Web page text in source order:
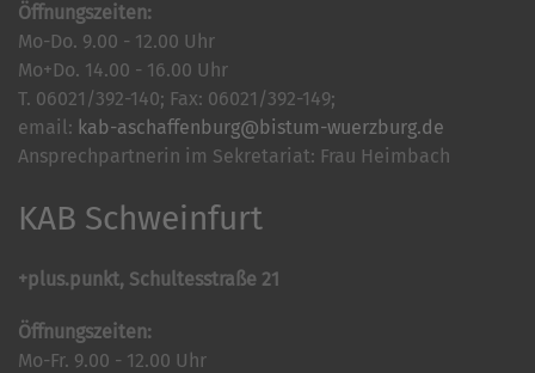
Öffnungszeiten:
Mo-Do. 9.00 - 12.00 Uhr
Mo+Do. 14.00 - 16.00 Uhr
T. 06021/392-140; Fax: 06021/392-149;
email: kab-aschaffenburg@bistum-wuerzburg.de
Ansprechpartnerin im Sekretariat: Frau Heimbach
KAB Schweinfurt
+plus.punkt, Schultesstraße 21
Öffnungszeiten:
Mo-Fr. 9.00 - 12.00 Uhr